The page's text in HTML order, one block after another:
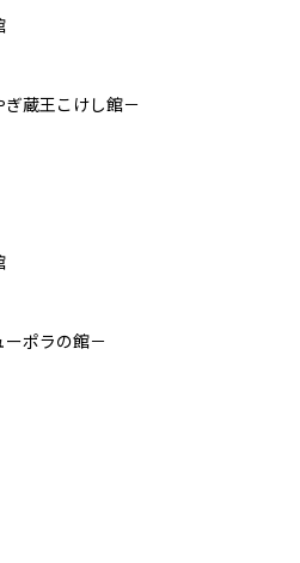
蔵王こけし館－
ポラの館－